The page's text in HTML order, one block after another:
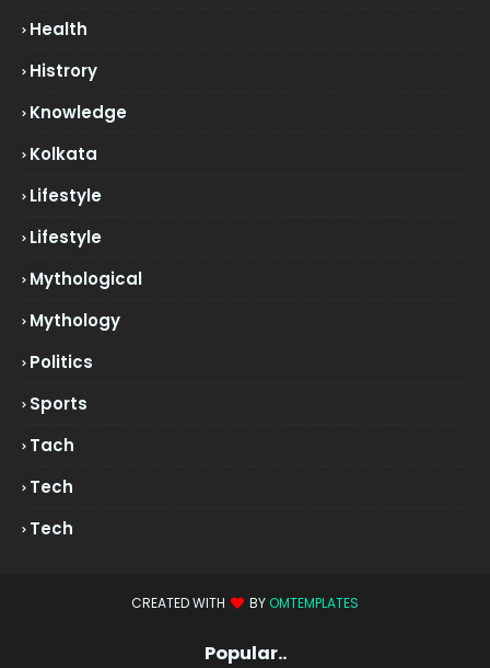
Health
Histrory
Knowledge
Kolkata
Lifestyle
Lifestyle
Mythological
Mythology
Politics
Sports
Tach
Tech
Tech
CREATED WITH BY OMTEMPLATES
Popular..